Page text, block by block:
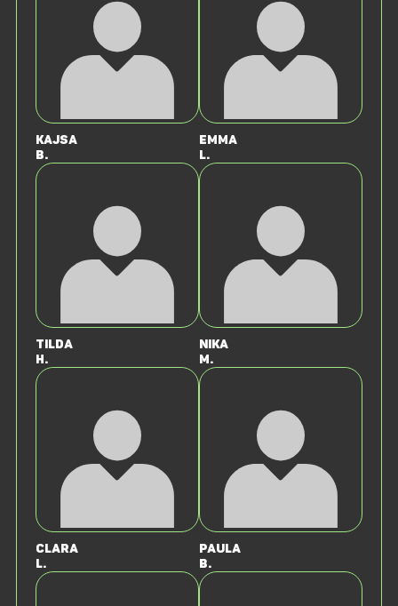
Kajsa
B.
Emma
L.
Tilda
H.
Nika
M.
Clara
L.
Paula
B.